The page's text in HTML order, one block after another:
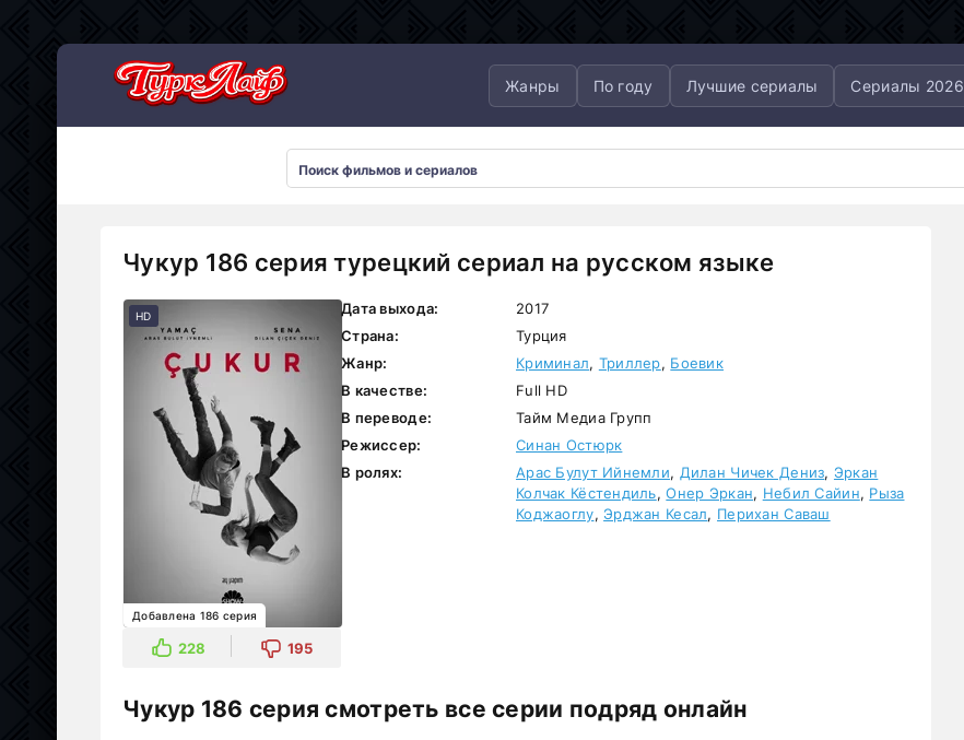
Жанры По году Лучшие сериалы Сериалы 2026
Чукур 186 серия турецкий сериал на русском языке
HD
Добавлена 186 серия
228 195
Дата выхода:
2017
Страна:
Турция
Жанр:
Криминал, Триллер, Боевик
В качестве:
Full HD
В переводе:
Тайм Медиа Групп
Режиссер:
Синан Остюрк
В ролях:
Арас Булут Ийнемли, Дилан Чичек Дениз, Эркан
Колчак Кёстендиль,Онер Эркан, Небил Сайин, Рыза
Коджаоглу,Эрджан Кесал, Перихан Саваш
Чукур 186 серия смотреть все серии подряд онлайн
Сериалы 2026